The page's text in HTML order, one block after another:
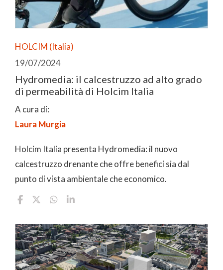
HOLCIM (Italia)
19/07/2024
Hydromedia: il calcestruzzo ad alto grado
di permeabilità di Holcim Italia
A cura di:
Laura Murgia
Holcim Italia presenta Hydromedia: il nuovo
calcestruzzo drenante che offre benefici sia dal
punto di vista ambientale che economico.